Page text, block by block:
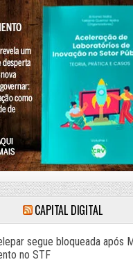
CAPITAL DIGITAL
segue bloqueada após
no STF